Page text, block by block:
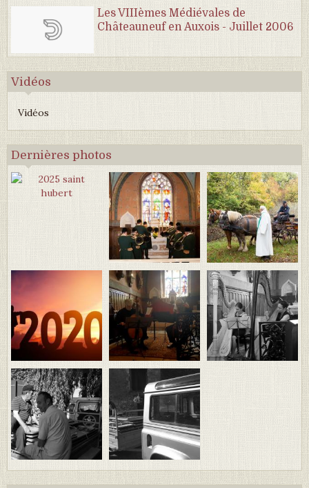
Les VIIIèmes Médiévales de
Châteauneuf en Auxois - Juillet 2006
Vidéos
Vidéos
Dernières photos